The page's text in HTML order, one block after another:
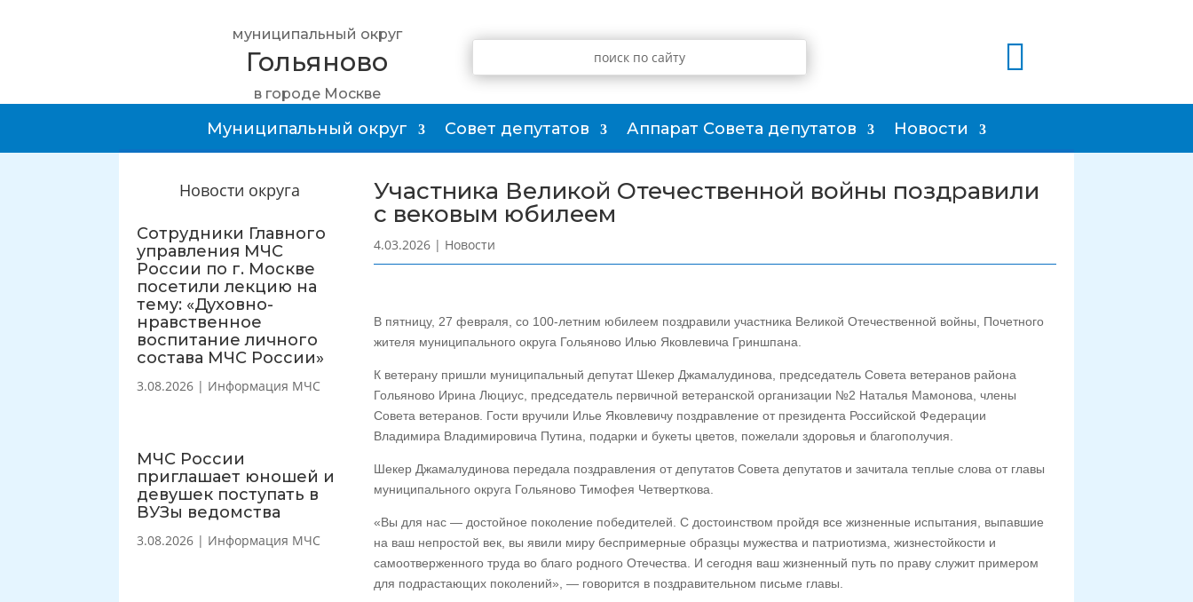
муниципальный округ
Гольяново
в городе Москве

Муниципальный округ Совет депутатов Аппарат Совета депутатов Новости
Новости округа
Сотрудники Главного
управления МЧС
России по г. Москве
посетили лекцию на
тему: «Духовно-
нравственное
воспитание личного
состава МЧС России»
3.08.2026 | Информация МЧС
МЧС России
приглашает юношей и
девушек поступать в
ВУЗы ведомства
3.08.2026 | Информация МЧС
Участника Великой Отечественной войны поздравили
с вековым юбилеем
4.03.2026| Новости
В пятницу, 27 февраля, со 100-летним юбилеем поздравили участника Великой Отечественной войны, Почетного
жителя муниципального округа Гольяново Илью Яковлевича Гриншпана.
К ветерану пришли муниципальный депутат Шекер Джамалудинова, председатель Совета ветеранов района
Гольяново Ирина Люциус, председатель первичной ветеранской организации №2 Наталья Мамонова, члены
Совета ветеранов. Гости вручили Илье Яковлевичу поздравление от президента Российской Федерации
Владимира Владимировича Путина, подарки и букеты цветов, пожелали здоровья и благополучия.
Шекер Джамалудинова передала поздравления от депутатов Совета депутатов и зачитала теплые слова от главы
муниципального округа Гольяново Тимофея Четверткова.
«Вы для нас — достойное поколение победителей. С достоинством пройдя все жизненные испытания, выпавшие
на ваш непростой век, вы явили миру беспримерные образцы мужества и патриотизма, жизнестойкости и
самоотверженного труда во благо родного Отечества. И сегодня ваш жизненный путь по праву служит примером
для подрастающих поколений», — говорится в поздравительном письме главы.